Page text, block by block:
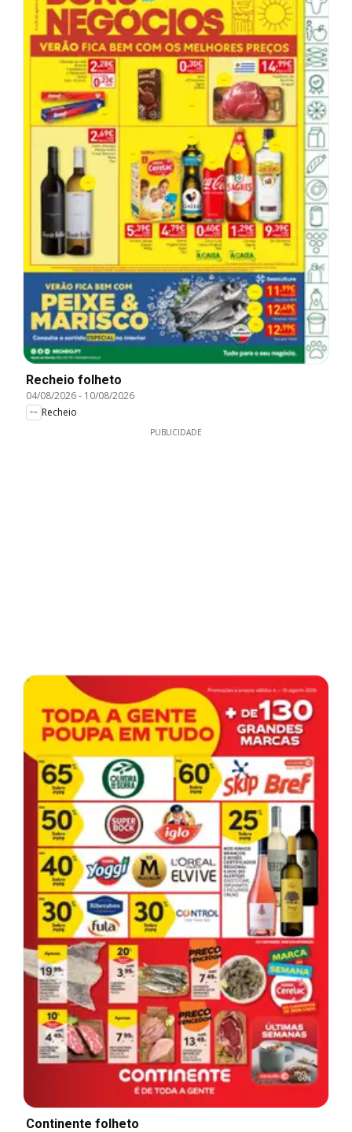
Recheio folheto
04/08/2026- 10/08/2026
Recheio
PUBLICIDADE
Continente folheto